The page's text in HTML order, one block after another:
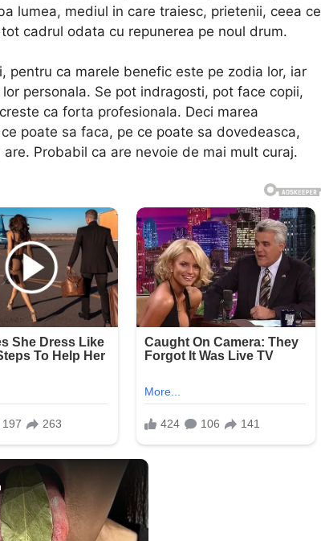
lumea, mediul in care traiesc, prietenii, ceea ce
cadrul odata cu repunerea pe noul drum.
pentru ca marele benefic este pe zodia lor, iar
personala. Se pot indragosti, pot face copii,
ca forta profesionala. Deci marea
poate sa faca, pe ce poate sa dovedeasca,
Probabil ca are nevoie de mai mult curaj.